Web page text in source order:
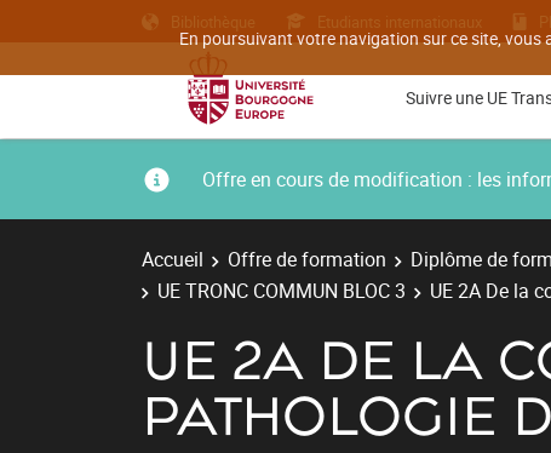
En poursuivant votre navigation sur ce site,
Bibliothèque Etudiants internationaux
Suivre une UE
Offre en cours de modification : les
Accueil Offre de formation Diplôme de
UE TRONC COMMUN BLOC 3
UE 2A De la
UE 2A DE LA
PATHOLOGIE